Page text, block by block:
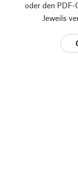
oder den
Jeweils